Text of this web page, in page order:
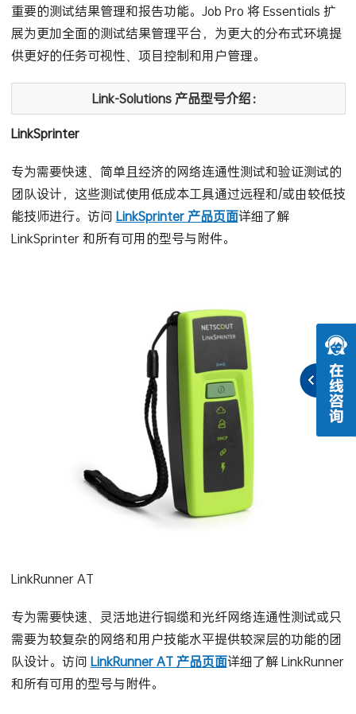
重要的测试结果管理和报告功能。Job Pro 将 Essentials 扩
展为更加全面的测试结果管理平台，为更大的分布式环境提
供更好的任务可视性、项目控制和用户管理。
Link-Solutions 产品型号介绍：
LinkSprinter
专为需要快速、简单且经济的网络连通性测试和验证测试的
团队设计，这些测试使用低成本工具通过远程和/或由较低技
能技师进行。访问 LinkSprinter 产品页面详细了解
LinkSprinter 和所有可用的型号与附件。
LinkRunner AT
专为需要快速、灵活地进行铜缆和光纤网络连通性测试或只
需要为较复杂的网络和用户技能水平提供较深层的功能的团
队设计。访问 LinkRunner AT 产品页面详细了解 LinkRunner
和所有可用的型号与附件。